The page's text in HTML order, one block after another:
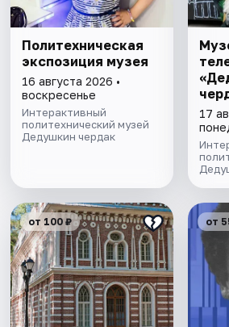
Политехническая
экспозиция музея
16 августа 2026 •
воскресенье
Интерактивный
политехнический музей
Дедушкин чердак
17
от 100 ₽ от